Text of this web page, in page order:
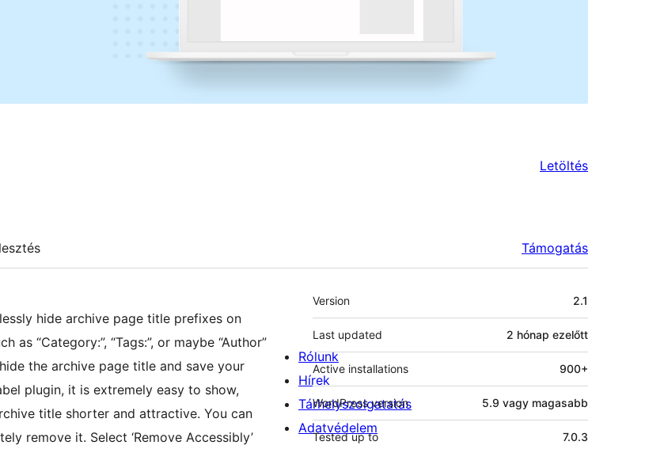
Letöltés
Támogatás
hide archive page title prefixes on
“Category:”, “Tags:”, or maybe “Author”
the archive page title and save your
plugin, it is extremely easy to show,
title shorter and attractive. You can
remove it. Select ‘Remove Accessibly’
Meta
Version 2.1
Last updated 2 hónap ezelőtt
Active installations 900+
WordPress version 5.9 vagy magasabb
Tested up to 7.0.3
Rólunk
Hírek
Tárhelyszolgatatás
Adatvédelem